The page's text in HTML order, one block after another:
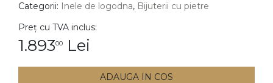
Cercei
Categorii: Inele de logodna, Bijuterii cu pietre
Preț cu TVA inclus:
1.89300 Lei
ADAUGA IN COS